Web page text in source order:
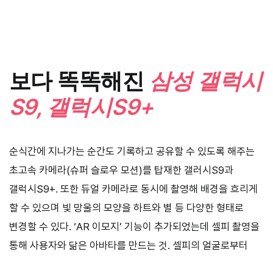
보다 똑똑해진 삼성 갤럭시
S9, 갤럭시S9+
순식간에 지나가는 순간도 기록하고 공유할 수 있도록 해주는
초고속 카메라(슈퍼 슬로우 모션)를 탑재한 갤러시S9과
갤럭시S9+. 또한 듀얼 카메라로 동시에 촬영해 배경을 흐리게
할 수 있으며 빛 망울의 모양을 하트와 별 등 다양한 형태로
변경할 수 있다. ‘AR 이모지’ 기능이 추가되었는데 셀피 촬영을
통해 사용자와 닮은 아바타를 만드는 것. 셀피의 얼굴로부터